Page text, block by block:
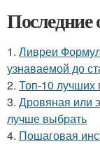
Последние
1. Ливреи
узнаваемой до
2. Топ-10 лучших
3. Дровяная или
лучше выбрать
4. Пошаговая